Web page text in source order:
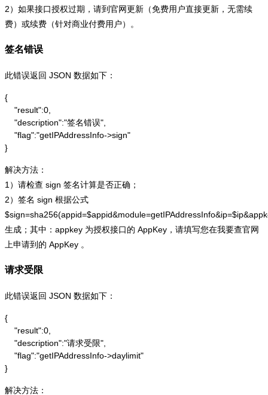
2）如果接口授权过期，请到官网更新（免费用户直接更新，无需续
费）或续费（针对商业付费用户）。
签名错误
此错误返回 JSON 数据如下：
{
    "result":0,
    "description":"签名错误",
    "flag":"getIPAddressInfo->sign"
}
解决方法：
1）请检查 sign 签名计算是否正确；
2）签名 sign 根据公式
生成；其中：appkey 为授权接口的 AppKey，请填写您在我要查官网
上申请到的 AppKey 。
请求受限
此错误返回 JSON 数据如下：
{
    "result":0,
    "description":"请求受限",
    "flag":"getIPAddressInfo->daylimit"
}
解决方法：